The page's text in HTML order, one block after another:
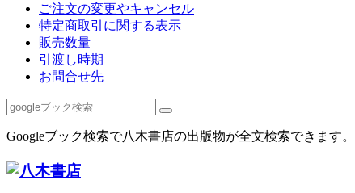
ご注文の変更やキャンセル
特定商取引に関する表示
販売数量
引渡し時期
お問合せ先
Googleブック検索で八木書店の出版物が全文検索できます。